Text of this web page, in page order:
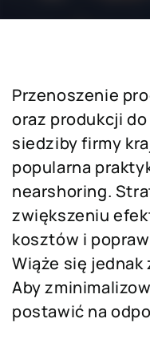
Przenoszenie
oraz produkcji
siedziby firmy
popularna
nearshoring.
zwiększeniu
kosztów i
Wiąże się
Aby
postawić na